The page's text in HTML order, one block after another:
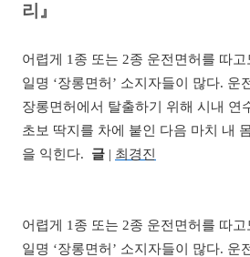
리』
어렵게 1종 또는 2종 운전면허를 따
일명 ‘장롱면허’ 소지자들이 많다. 운
장롱면허에서 탈출하기 위해 시내 연
초보 딱지를 차에 붙인 다음 마치 내
을 익힌다. 글 | 최경진
어렵게 1종 또는 2종 운전면허를 따
일명 ‘장롱면허’ 소지자들이 많다. 운